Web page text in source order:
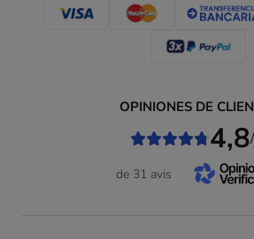
OPINIONES DE
4,8
de 31 avis